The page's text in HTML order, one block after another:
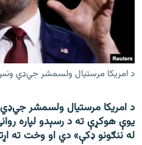
د امریکا مرستیال ولسمشر جي‌ډي
د امریکا مرستیال ولسمشر
یوې هوکړې ته د رسېدو لپاره
له ننګونو ډکې» دي او وخت ته